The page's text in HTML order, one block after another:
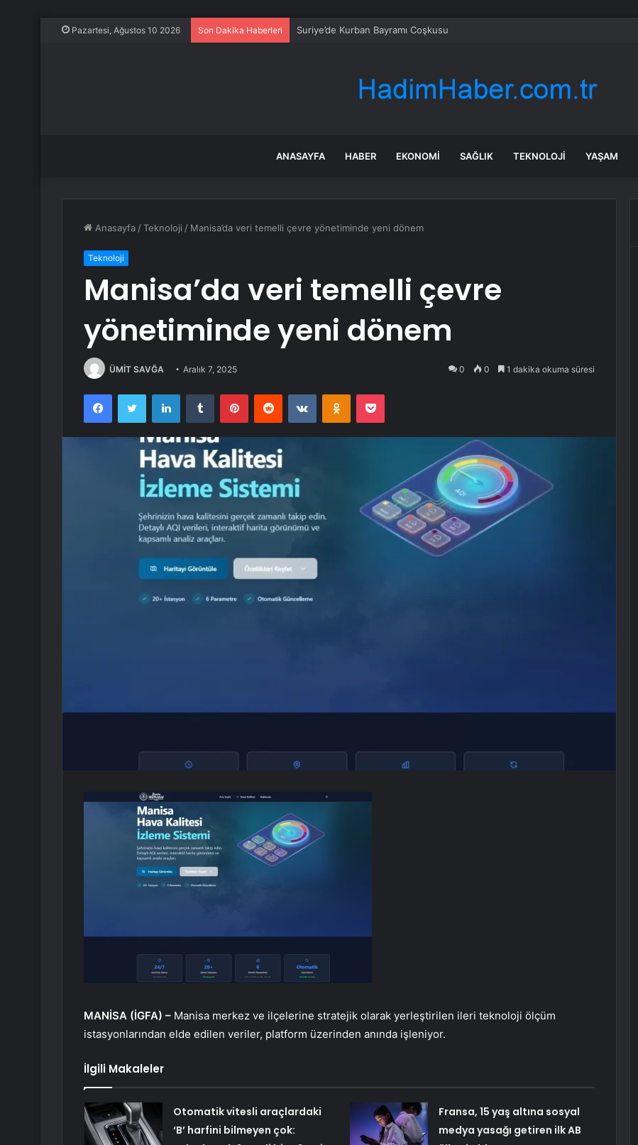
Pazartesi, Ağustos 10 2026 Son Dakika Haberleri Suriye’de Kurban Bayramı Coşkusu
ANASAYFA HABER EKONOMI SAĞLIK TEKNOLOJI YAŞAM
Anasayfa /Teknoloji / Manisa’da veri temelli çevre yönetiminde yeni dönem
Teknoloji
Manisa’da veri temelli çevre
yönetiminde yeni dönem
ÜMİT SAVĞA Aralık 7, 2025 0 0 1 dakika okuma süresi
FacebookTwitter LinkedInTumblr PinterestReddit VKontakteOdnoklassniki
Pocket
MANİSA (İGFA) – Manisa merkez ve ilçelerine stratejik olarak yerleştirilen ileri teknoloji ölçüm
istasyonlarından elde edilen veriler, platform üzerinden anında işleniyor.
İlgili Makaleler
Otomatik vitesli araçlardaki
‘B’ harfini bilmeyen çok:
Fransa, 15 yaş altına sosyal
medya yasağı getiren ilk AB